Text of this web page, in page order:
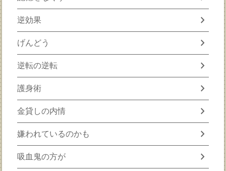
逆効果 chevron_right
げんどう chevron_right
逆転の逆転 chevron_right
護身術 chevron_right
金貸しの内情 chevron_right
嫌われているのかも chevron_right
吸血鬼の方が chevron_right